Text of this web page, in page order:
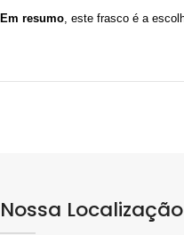
Em resumo, este frasco é a
Nossa Localização